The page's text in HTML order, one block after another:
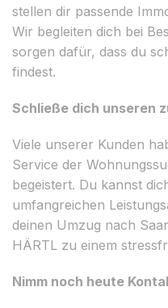
stellen dir passende
Wir begleiten dich bei
sorgen dafür, dass du
findest.
Schließe dich unseren
Viele unserer Kunden
Service der
begeistert. Du kannst
umfangreichen
deinen Umzug nach
HÄRTL zu einem
Nimm noch heute